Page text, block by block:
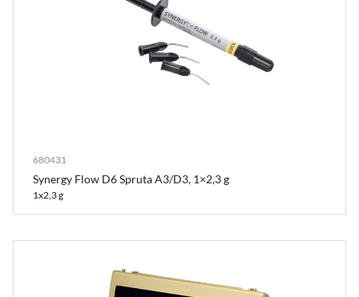
680431
Synergy Flow D6 Spruta A3/D3, 1×2,3 g
1x2,3 g